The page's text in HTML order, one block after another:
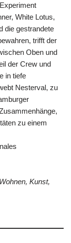
White Lotus,
die gestrandete
trifft der
Oben und
der Crew und
in tiefe
Nesterval, zu
zu einem
Kunst,